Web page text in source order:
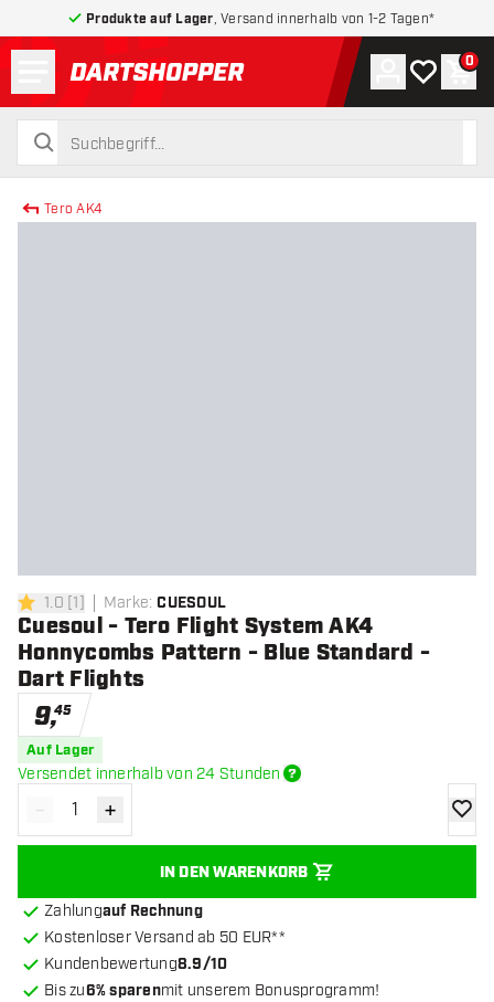
Produkte auf Lager , Versand innerhalb von 1-2 Tagen*
zurück zur Startseite
suchen
suchen
Konto
Meine 0
Tero AK4
1 Bewertungssterne
1.0 [1] Marke: CUESOUL
Cuesoul - Tero Flight System AK4
Honnycombs Pattern - Blue Standard -
Dart Flights
9,45
Auf Lager
Versendet innerhalb von 24 Stunden
Menge verringern
- Menge erhöhen
+
IN DEN WARENKORB
Zur
Zahlungauf Rechnung
Kostenloser Versand ab 50 EUR**
Kundenbewertung8.9/10
Bis zu6% sparenmit unserem Bonusprogramm!